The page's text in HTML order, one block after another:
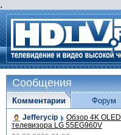
.
Сообщения
Комментарии
Jefferycip Обзор 4K OLED
телевизора LG 55EG960V
Форум